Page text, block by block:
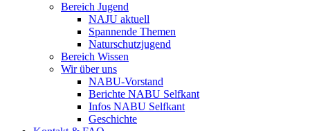
Bereich Jugend
NAJU aktuell
Spannende Themen
Naturschutzjugend
Bereich Wissen
Wir über uns
NABU-Vorstand
Berichte NABU Selfkant
Infos NABU Selfkant
Geschichte